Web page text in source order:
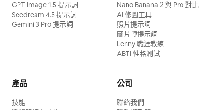
GPT Image 1.5 提示詞
Seedream 4.5 提示詞
Gemini 3 Pro 提示詞
Nano Banana 2 與 Pro 對比
AI 修圖工具
照片提示詞
圖片轉提示詞
Lenny 職涯教練
ABTI 性格測試
產品
技能
公司
聯絡我們